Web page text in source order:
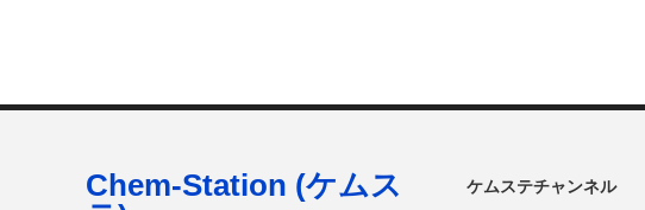
ケムステチャンネル
Chem-Station (ケムス